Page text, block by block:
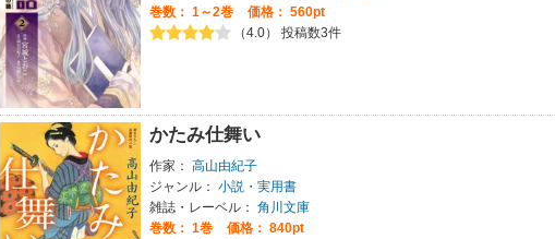
巻数： 1～2巻
価格： 560pt
（4.0） 投稿数3件
かたみ仕舞い
作家： 高山由紀子
ジャンル： 小説・実用書
雑誌・レーベル： 角川文庫
巻数： 1巻
価格： 840pt